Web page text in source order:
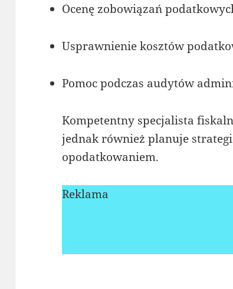
Ocenę zobowiązań
Usprawnienie kosztów
Pomoc podczas audytów
Kompetentny specjalista
jednak również planuje
opodatkowaniem.
Reklama